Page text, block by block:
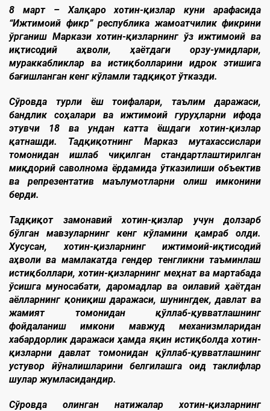
8 март – Халқаро хотин-қизлар куни арафасида
“Ижтимоий фикр” республика жамоатчилик фикрини
ўрганиш Маркази хотин-қизларнинг ўз ижтимоий ва
иқтисодий аҳволи, ҳаётдаги орзу-умидлари,
мураккабликлар ва истиқболларини идрок этишига
бағишланган кенг кўламли тадқиқот ўтказди.
Сўровда турли ёш тоифалари, таълим даражаси,
бандлик соҳалари ва ижтимоий гуруҳларни ифода
этувчи 18 ва ундан катта ёшдаги хотин-қизлар
қатнашди. Тадқиқотнинг Марказ мутахассислари
томонидан ишлаб чиқилган стандартлаштирилган
миқдорий саволнома ёрдамида ўтказилиши объектив
ва репрезентатив маълумотларни олиш имконини
берди.
Тадқиқот замонавий хотин-қизлар учун долзарб
бўлган мавзуларнинг кенг кўламини қамраб олди.
Хусусан, хотин-қизларнинг ижтимоий-иқтисодий
аҳволи ва мамлакатда гендер тенгликни таъминлаш
истиқболлари, хотин-қизларнинг меҳнат ва мартабада
ўсишга муносабати, даромадлар ва оилавий ҳаётдан
аёлларнинг қониқиш даражаси, шунингдек, давлат ва
жамият томонидан қўллаб-қувватлашнинг
фойдаланиш имкони мавжуд механизмларидан
хабардорлик даражаси ҳамда яқин истиқболда хотин-
қизларни давлат томонидан қўллаб-қувватлашнинг
устувор йўналишларини белгилашга оид таклифлар
шулар жумласидандир.
Сўровда олинган натижалар хотин-қизларнинг